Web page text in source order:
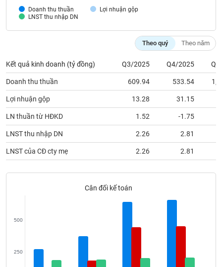
Doanh thu thuần
Lợi nhuận gộp
LNST thu nhập DN
Theo quý Theo năm
Kết quả kinh doanh (tỷ đồng) Q3/2025 Q4/2025
Doanh thu thuần 609.94 533.54
Lợi nhuận gộp 13.28 31.15
LN thuần từ HĐKD 1.52 -1.75
LNST thu nhập DN 2.26 2.81
LNST của CĐ cty mẹ 2.26 2.81
Cân đối kế toán
250
500
tác
giả
cáo
phân
tích
(-)
Thuật
ngữ
(-)
vụ
tạo